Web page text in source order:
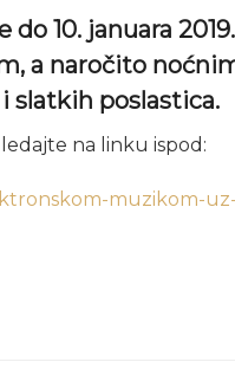
do 10. januara
a naročito
slatkih poslastica.
na linku ispod:
muzikom-